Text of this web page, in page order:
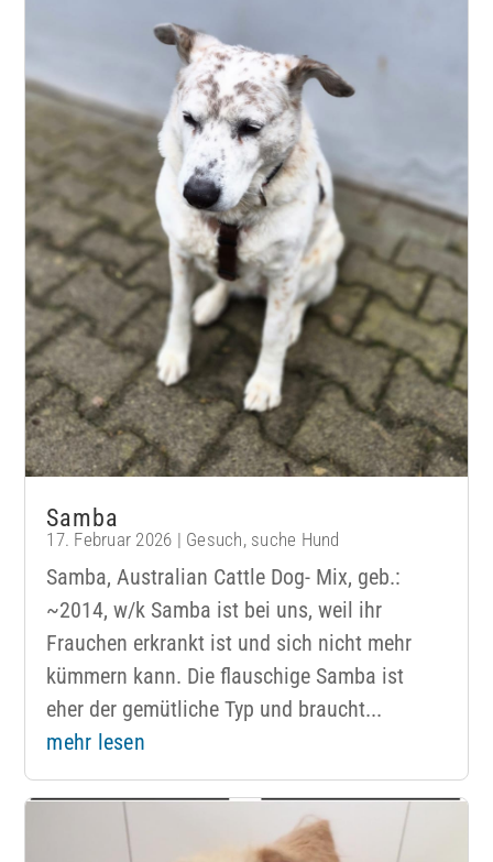
Samba
17. Februar 2026 | Gesuch, suche Hund
Samba, Australian Cattle Dog- Mix, geb.:
~2014, w/k Samba ist bei uns, weil ihr
Frauchen erkrankt ist und sich nicht mehr
kümmern kann. Die flauschige Samba ist
eher der gemütliche Typ und braucht...
mehr lesen